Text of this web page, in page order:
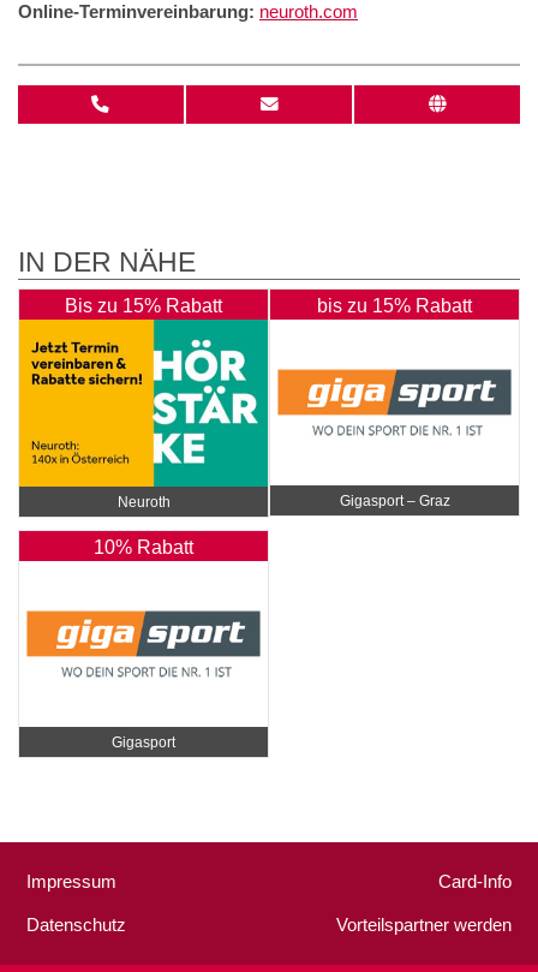
Online-Terminvereinbarung: neuroth.com
IN DER NÄHE
Bis zu 15% Rabatt
Neuroth
bis zu 15% Rabatt
Gigasport – Graz
10% Rabatt
Gigasport
Impressum
Datenschutz
Card-Info
Vorteilspartner werden